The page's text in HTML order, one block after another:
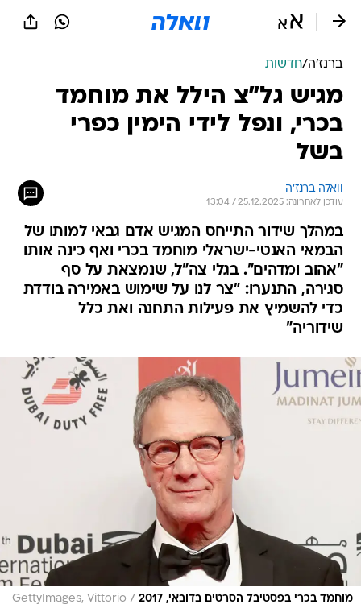
ברנז'ה/חדשות
מגיש גל"צ הילל את מוחמד
בכרי, ונפל לידי הימין כפרי
בשל
וואלה ברנז'ה
עודכן לאחרונה: 25.12.2025 / 13:04
במהלך שידור התייחס המגיש אדם גבאי למותו של
הבמאי האנטי-ישראלי מוחמד בכרי ואף כינה אותו
"אהוב ומדהים". בגלי צה"ל, שנמצאת על סף
סגירה, התנערו: "צר לנו על שימוש באמירה בודדת
כדי להשמיץ את פעילות התחנה ואת כלל
שידוריה"
מוחמד בכרי בפסטיבל הסרטים בדובאי, 2017 /
GettyImages, Vittorio